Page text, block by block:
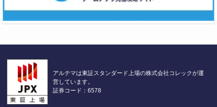
アルテマは東証スタンダード上場の株式会社コレックが運
営しています。
証券コード：6578